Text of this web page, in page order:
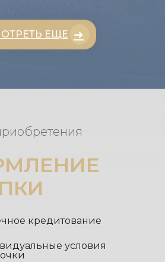
ЕЩЕ ➜
кредитование
условия